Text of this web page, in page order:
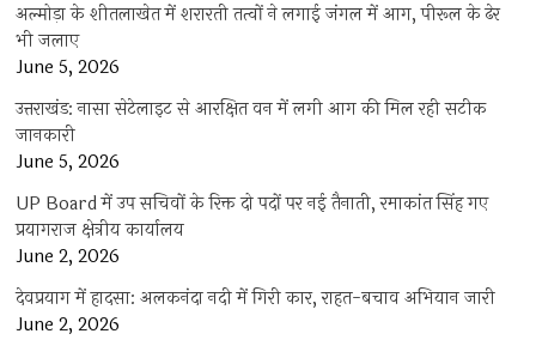
अल्मोड़ा के शीतलाखेत में शरारती तत्वों ने लगाई जंगल में आग, पीरूल के ढेर
भी जलाए
June 5, 2026
उत्तराखंड: नासा सेटेलाइट से आरक्षित वन में लगी आग की मिल रही सटीक
जानकारी
June 5, 2026
UP Board में उप सचिवों के रिक्त दो पदों पर नई तैनाती, रमाकांत सिंह गए
प्रयागराज क्षेत्रीय कार्यालय
June 2, 2026
देवप्रयाग में हादसा: अलकनंदा नदी में गिरी कार, राहत-बचाव अभियान जारी
June 2, 2026